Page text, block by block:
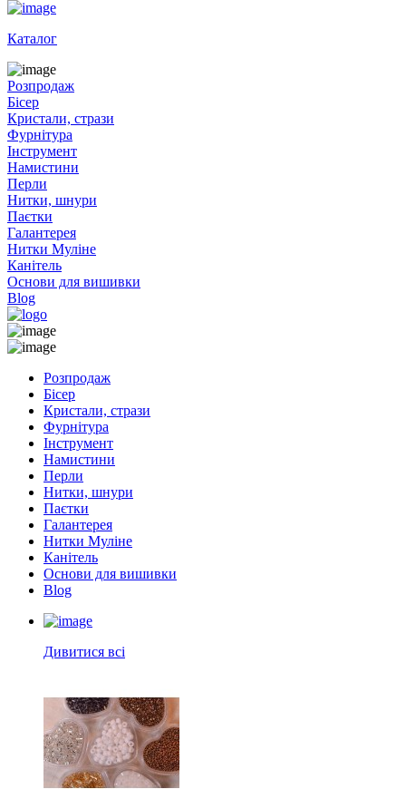
Каталог
Розпродаж
Бісер
Кристали, стрази
Фурнітура
Інструмент
Намистини
Перли
Нитки, шнури
Паєтки
Галантерея
Нитки Муліне
Канітель
Основи для вишивки
Blog
Розпродаж
Бісер
Кристали, стрази
Фурнітура
Інструмент
Намистини
Перли
Нитки, шнури
Паєтки
Галантерея
Нитки Муліне
Канітель
Основи для вишивки
Blog
Дивитися всі